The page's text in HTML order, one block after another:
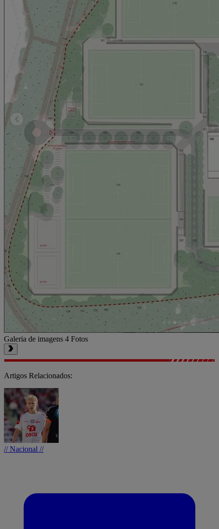
Galeria de imagens 4 Fotos
Artigos Relacionados:
// Nacional //